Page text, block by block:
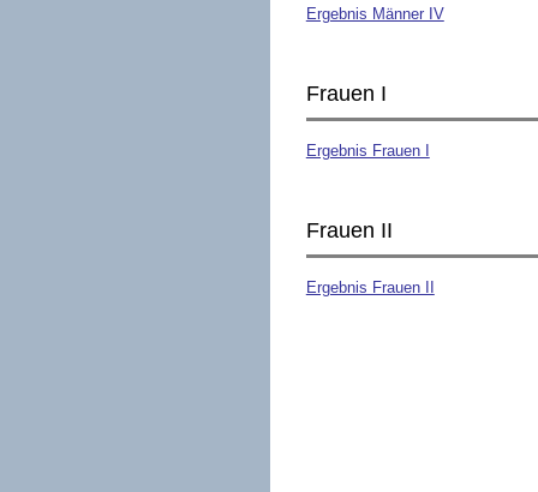
Ergebnis Männer IV
Frauen I
Ergebnis Frauen I
Frauen II
Ergebnis Frauen II